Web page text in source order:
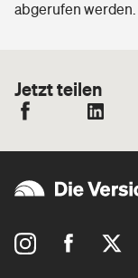
abgerufen werden.
Jetzt teilen